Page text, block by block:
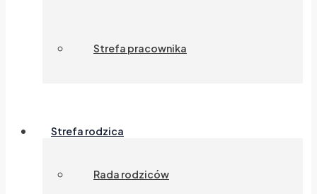
Strefa pracownika
Strefa rodzica
Rada rodziców